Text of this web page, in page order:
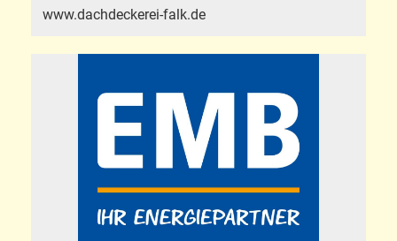
www.dachdeckerei-falk.de